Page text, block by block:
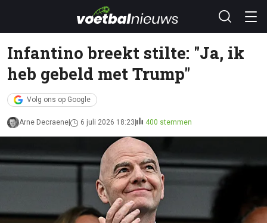
Infantino breekt stilte: "Ja, ik
heb gebeld met Trump"
Volg ons op Google
Arne Decraene 6 juli 2026 18:23 400 stemmen